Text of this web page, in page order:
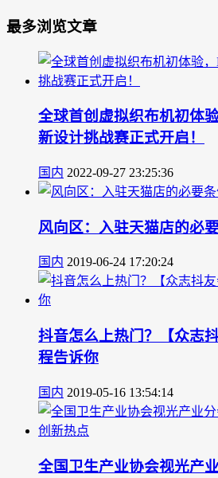
最多浏览文章
全球首创虚拟织布机初体
新设计挑战赛正式开启！
国内 2022-09-27 23:25:36
风向区：入驻天猫店的必
国内 2019-06-24 17:20:24
抖音怎么上热门？【众志
程告诉你
国内 2019-05-16 13:54:14
全国卫生产业协会视光产